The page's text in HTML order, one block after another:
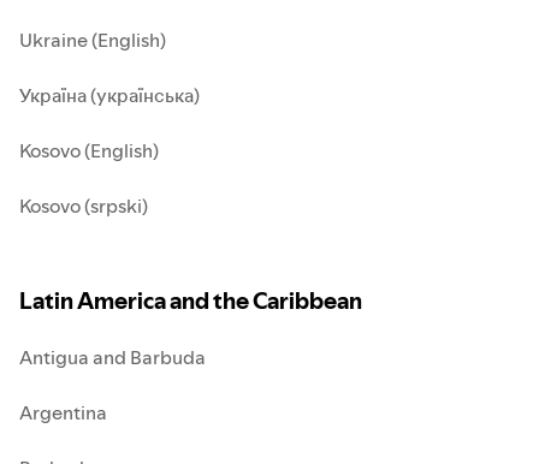
Ukraine (English)
Україна (українська)
Kosovo (English)
Kosovo (srpski)
Latin America and the Caribbean
Antigua and Barbuda
Argentina